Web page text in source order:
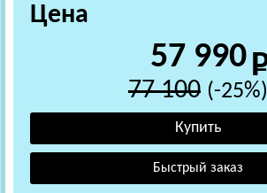
Цена
57 990
77 100 (-25%)